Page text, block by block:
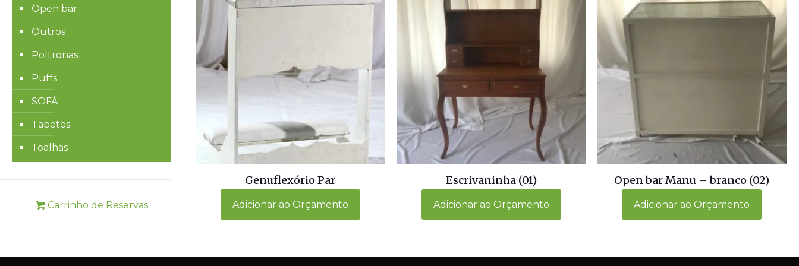
Genuflexório Par
Adicionar ao Orçamento
Escrivaninha (01)
Adicionar ao Orçamento
Open bar Manu – branco (02)
Adicionar ao Orçamento
Open bar
Outros
Poltronas
Puffs
SOFÁ
Tapetes
Toalhas
Carrinho de Reservas